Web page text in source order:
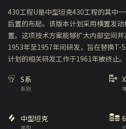
430工程U是中型坦克430工程的其中
后置的布局。该版本计划采用横置发
置。这项技术方案能够扩大内部空间
1953年至1957年间研发，旨在替换T-
计划的相关研发工作于1961年被终止。
系别
S系 X
中型坦克